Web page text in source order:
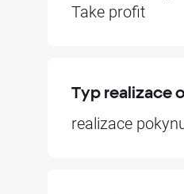
Take profit
Typ realizace
realizace